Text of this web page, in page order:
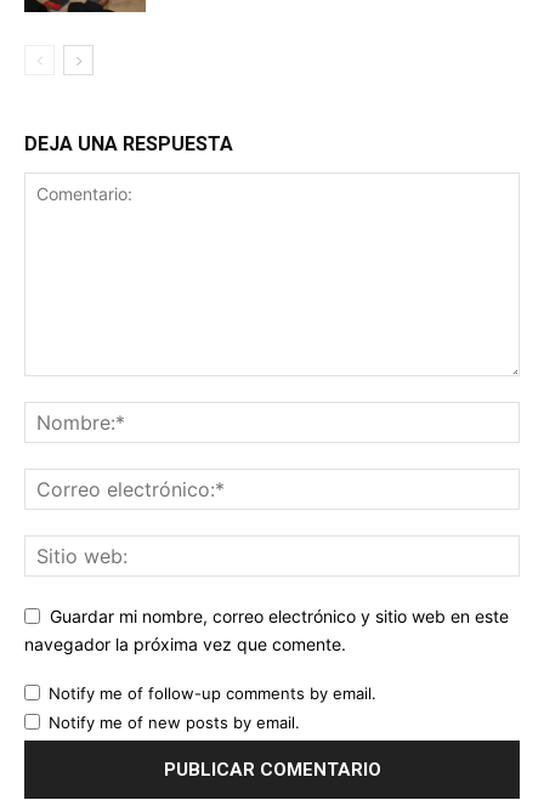
DEJA UNA RESPUESTA
Guardar mi nombre, correo electrónico y sitio web en este
navegador la próxima vez que comente.
Notify me of follow-up comments by email.
Notify me of new posts by email.